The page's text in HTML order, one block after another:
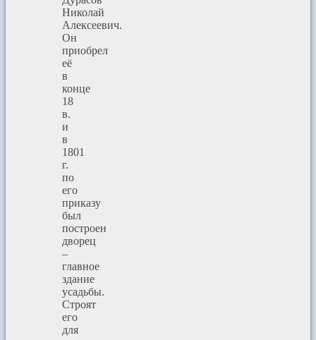
Николай
Алексеевич.
Он
приобрел
её
в
конце
18
в.
и
в
1801
г.
по
его
приказу
был
построен
дворец
–
главное
здание
усадьбы.
Строят
его
для